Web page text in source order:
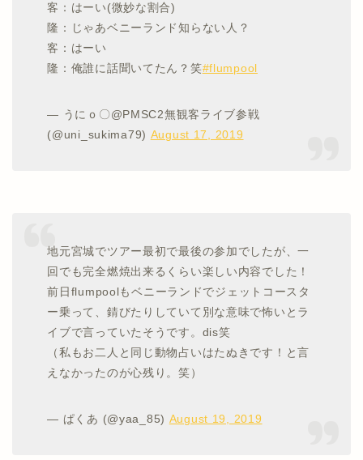
客：はーい(微妙な割合)
隆：じゃあベニーランド知らない人？
客：はーい
隆：俺誰に話聞いてたん？笑#flumpool
— うにｏ〇@PMSC2無観客ライブ参戦
(@uni_sukima79) August 17, 2019
地元宮城でツアー最初で最後の参加でしたが、一
回でも完全燃焼出来るくらい楽しい内容でした！
前日flumpoolもベニーランドでジェットコースタ
ー乗って、錆びたりしていて別な意味で怖いとラ
イブで言っていたそうです。dis笑
（私もお二人と同じ動物占いはたぬきです！と言
えなかったのが心残り。笑）
— ぱくあ (@yaa_85) August 19, 2019